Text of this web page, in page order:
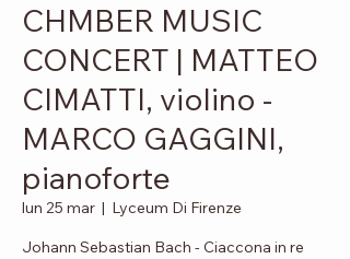
CHMBER MUSIC
CONCERT | MATTEO
CIMATTI, violino -
MARCO GAGGINI,
pianoforte
lun 25 mar
  |
Lyceum Di Firenze
Johann Sebastian Bach - Ciaccona in re